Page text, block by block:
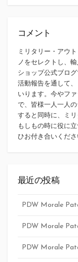
コメント
ミリタリー・アウ
ノをセレクトし、
ショップ公式ブロ
活動報告を通して
いります。今やフ
で、皆様一人一人
すると同時に、ミ
もしもの時に役に
ひお付き合いくださ
最近の投稿
PDW Morale
PDW Morale
PDW Morale